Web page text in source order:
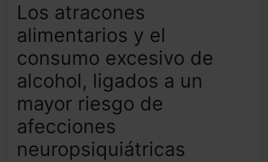
Los atracones
alimentarios y el
consumo excesivo de
alcohol, ligados a un
mayor riesgo de
afecciones
neuropsiquiátricas